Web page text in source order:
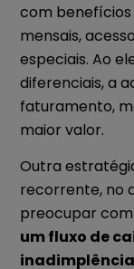
com benefícios
mensais,
especiais. Ao
diferenciais, a
faturamento,
maior valor.
Outra
recorrente, no
preocupar
um fluxo de